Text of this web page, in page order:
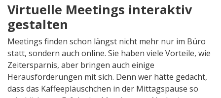
Virtuelle Meetings interaktiv
gestalten
Meetings finden schon längst nicht mehr nur im Büro
statt, sondern auch online. Sie haben viele Vorteile, wie
Zeitersparnis, aber bringen auch einige
Herausforderungen mit sich. Denn wer hätte gedacht,
dass das Kaffeepläuschchen in der Mittagspause so